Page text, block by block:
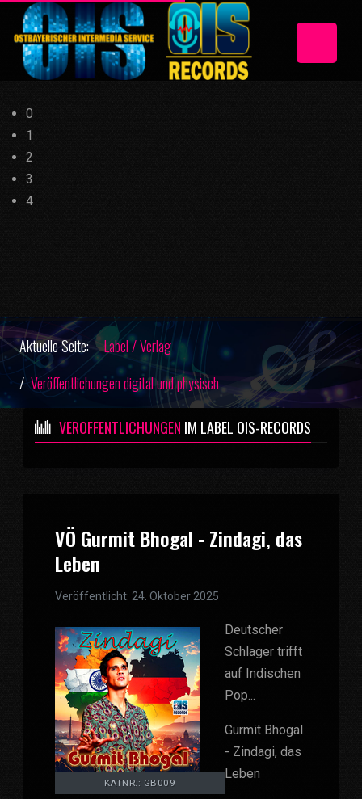
0
1
2
3
4
Aktuelle Seite: Label / Verlag
Veröffentlichungen digital und physisch
VERÖFFENTLICHUNGEN IM LABEL OIS-RECORDS
VÖ Gurmit Bhogal - Zindagi, das
Leben
Veröffentlicht: 24. Oktober 2025
KATNR.: GB009
Deutscher
Schlager trifft
auf Indischen
Pop...
Gurmit Bhogal
- Zindagi, das
Leben